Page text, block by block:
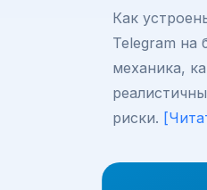
Как
Telegram на
механика,
риски.